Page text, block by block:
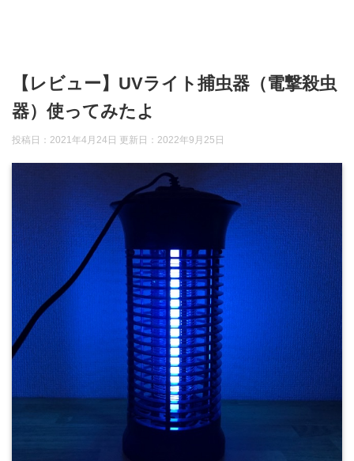
【レビュー】UVライト捕虫器（電撃殺虫
器）使ってみたよ
投稿日：2021年4月24日 更新日： 2022年9月25日